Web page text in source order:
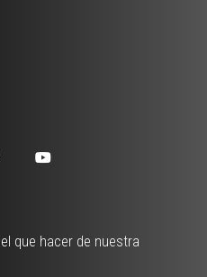
que hacer de nuestra